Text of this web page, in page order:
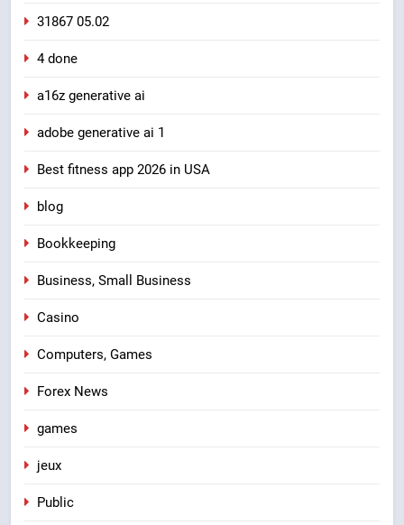
31867 05.02
4 done
a16z generative ai
adobe generative ai 1
Best fitness app 2026 in USA
blog
Bookkeeping
Business, Small Business
Casino
Computers, Games
Forex News
games
jeux
Public